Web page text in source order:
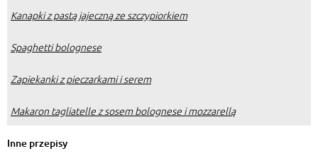
Kanapki z pastą jajeczną ze szczypiorkiem
Spaghetti bolognese
Zapiekanki z pieczarkami i serem
Makaron tagliatelle z sosem bolognese i mozzarellą
Inne przepisy